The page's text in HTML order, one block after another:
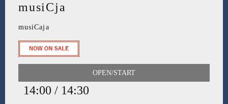
musiCja
musiCaja
OPEN/START
14:00 / 14:30